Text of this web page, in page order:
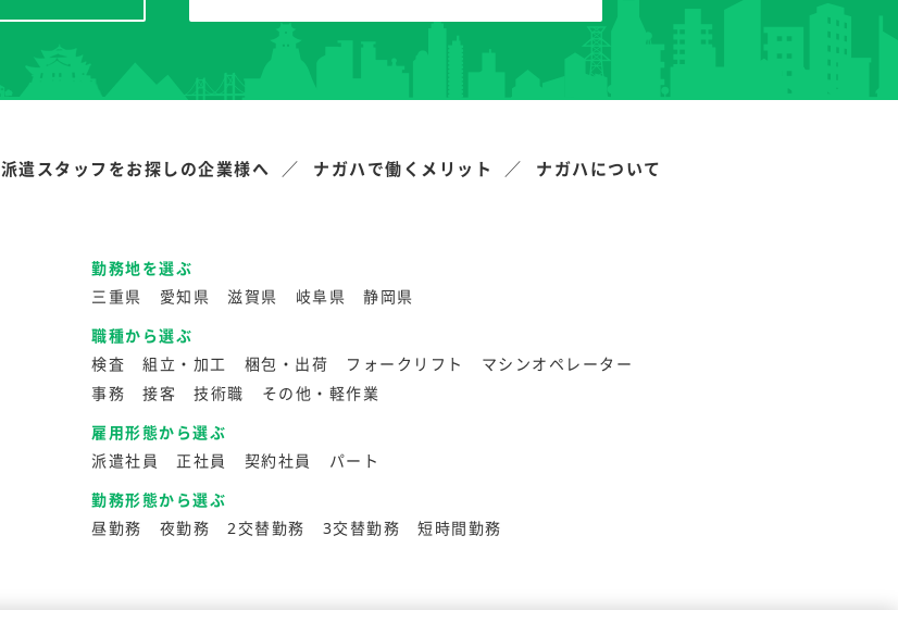
派遣スタッフをお探しの企業様へ ナガハで働くメリット ナガハについて
勤務地を選ぶ
三重県
愛知県 滋賀県 岐阜県
静岡県
職種から選ぶ
検査
組立・加工 梱包・出荷 フォークリフト
マシンオペレーター
事務
接客 技術職
その他・軽作業
雇用形態から選ぶ
派遣社員
正社員 契約社員
パート
勤務形態から選ぶ
昼勤務
夜勤務 2交替勤務 3交替勤務 短時間勤務